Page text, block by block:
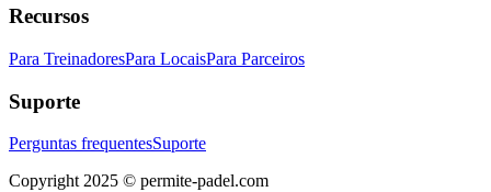
Recursos
Para TreinadoresPara LocaisPara Parceiros
Suporte
Perguntas frequentesSuporte
Copyright 2025 © permite-padel.com